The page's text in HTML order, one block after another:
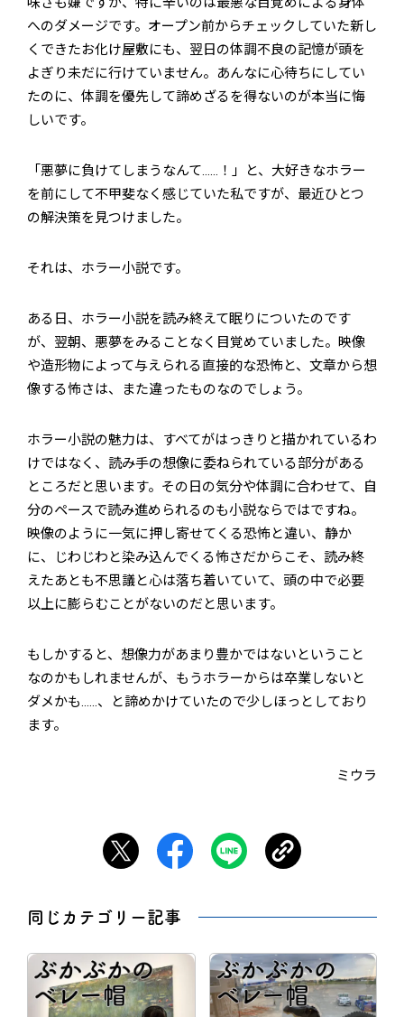
へのダメージです。オープン前からチェックしていた新し
くできたお化け屋敷にも、翌日の体調不良の記憶が頭を
よぎり未だに行けていません。あんなに心待ちにしてい
たのに、体調を優先して諦めざるを得ないのが本当に悔
しいです。
「悪夢に負けてしまうなんて……！」と、大好きなホラー
を前にして不甲斐なく感じていた私ですが、最近ひとつ
の解決策を見つけました。
それは、ホラー小説です。
ある日、ホラー小説を読み終えて眠りについたのです
が、翌朝、悪夢をみることなく目覚めていました。映像
や造形物によって与えられる直接的な恐怖と、文章から想
像する怖さは、また違ったものなのでしょう。
ホラー小説の魅力は、すべてがはっきりと描かれているわ
けではなく、読み手の想像に委ねられている部分がある
ところだと思います。その日の気分や体調に合わせて、自
分のペースで読み進められるのも小説ならではですね。
映像のように一気に押し寄せてくる恐怖と違い、静か
に、じわじわと染み込んでくる怖さだからこそ、読み終
えたあとも不思議と心は落ち着いていて、頭の中で必要
以上に膨らむことがないのだと思います。
もしかすると、想像力があまり豊かではないということ
なのかもしれませんが、もうホラーからは卒業しないと
ダメかも……、と諦めかけていたので少しほっとしており
ます。
ミウラ
同じカテゴリー記事